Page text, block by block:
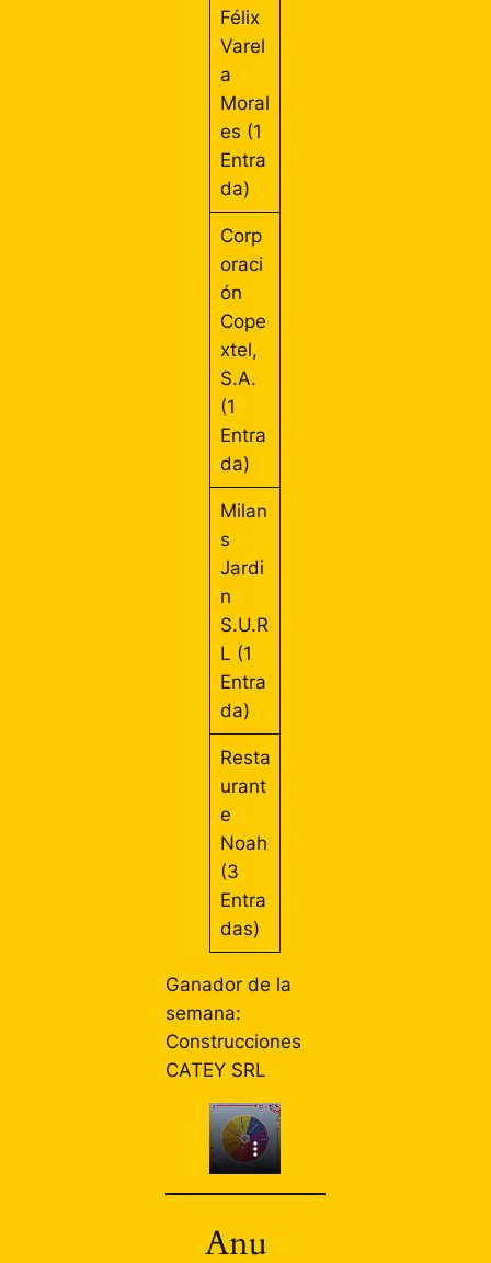
Félix
Varel
a
Moral
es (1
Entra
da)
Corp
oraci
ón
Cope
xtel,
S.A.
(1
Entra
da)
Milan
s
Jardi
n
S.U.R
L (1
Entra
da)
Resta
urant
e
Noah
(3
Entra
das)
Ganador de la
semana:
Construcciones
CATEY SRL
Anu